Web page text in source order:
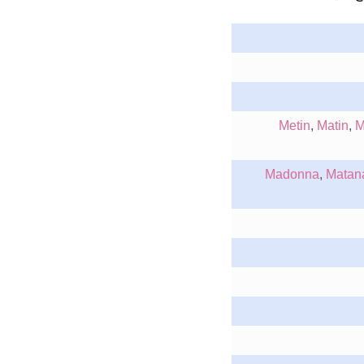
Metin, Matin,
Madonna,